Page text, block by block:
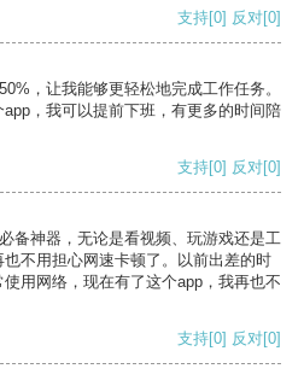
支持[0] 反对[0]
，让我能够更轻松地完成工作任务。
，我可以提前下班，有更多的时间陪
支持[0] 反对[0]
备神器，无论是看视频、玩游戏还是工
不用担心网速卡顿了。以前出差的时
用网络，现在有了这个app，我再也不
支持[0] 反对[0]